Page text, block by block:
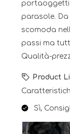
portaoggetti
parasole.
scomoda
passi ma
Qualità-
Product
Sì,